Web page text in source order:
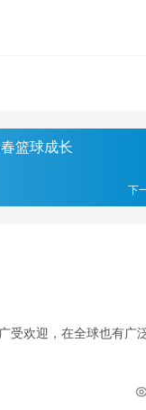
篮球成长
下
受欢迎，在全球也有广